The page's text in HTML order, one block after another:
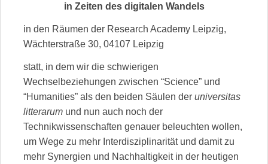
in Zeiten des digitalen Wandels
in den Räumen der Research Academy Leipzig,
Wächterstraße 30, 04107 Leipzig
statt, in dem wir die schwierigen
Wechselbeziehungen zwischen “Science” und
“Humanities” als den beiden Säulen der universitas
litterarum und nun auch noch der
Technikwissenschaften genauer beleuchten wollen,
um Wege zu mehr Interdisziplinarität und damit zu
mehr Synergien und Nachhaltigkeit in der heutigen